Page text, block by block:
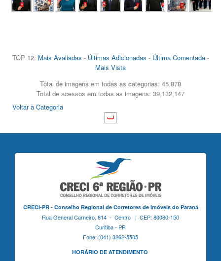
TOP 12: Mais Avaliadas - Últimas Adicionadas - Última Comentada-
Mais Vista
Total de imagens em todas as categorias: 45,878
Total de acessos em todas as imagens: 39,132,147
Voltar à Categoria
CRECI-PR - Conselho Regional de Corretores de Imóveis do Paraná
Rua General Carneiro, 814 - Centro | CEP: 80060-150
Curitiba - PR
Fone: (041) 3262-5505
HORÁRIO DE ATENDIMENTO